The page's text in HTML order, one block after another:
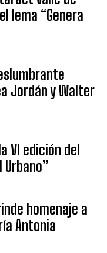
lema “Genera
Jordán y Walter
VI edición del
homenaje a
Antonia